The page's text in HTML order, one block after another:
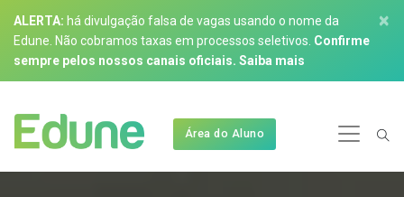
ALERTA: há divulgação falsa de vagas usando o nome da
Edune. Não cobramos taxas em processos seletivos. Confirme
sempre pelos nossos canais oficiais. Saiba mais
×
Área do Aluno